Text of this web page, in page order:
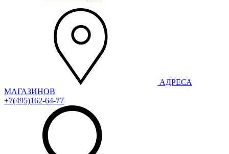
АДРЕСА
МАГАЗИНОВ
+7(495)162-64-77